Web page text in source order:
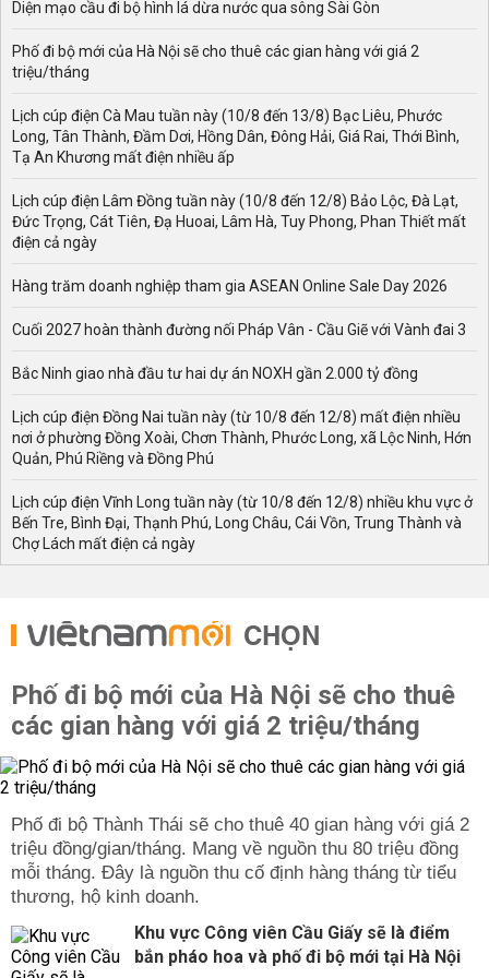
thủy sản và tiểu thủ công nghiệp. Chính vì vậy, nhu cầu
sử dụng điện ở An Giang không chỉ về số lượng mà còn
đa dạng về mục tiêu – từ sinh hoạt, kinh doanh nhỏ lẻ
đến sản phẩm sản xuất công nghiệp và nuôi trồng thủy
sản.
Đặc thù địa hình An Giang có nhiều sông Tiền, kênh
Rạch, cù lao xen kẽ. Đây vừa là lợi thế trong việc phát
triển kinh tế nông nghiệp, vừa là công thức hoàn thiện
cho ngành điện trong công việc đảm bảo cung cấp ứng
dụng ổn định. Các tuyến đường dây truyền tải điện phải
trì, nâng cấp khó khăn, đặc biệt trong mùa mưa lũ. Vào
người dân đồng loạt dùng máy lạnh, quạt, nhẹ nhàng
nông nghiệp, tạo hệ thống dễ rơi vào tình trạng quá tải.
Ngược lại, mùa mưa lũ thường ẩn giấu nguy cơ cố gắng
thiết lập chiến đấu, ngập tràn và cây cối ngã xuống
đường dây.
Những năm gần đây, tình trạng điện tại An Giang chủ yếu
diễn ra theo kế hoạch nhằm mục đích phục vụ công tác
bảo trì, sửa chữa và nâng cấp mạng lưới điện. Điện lực
tỉnh thường tổ chức các đường dây xuống cấp mới, bảo
vệ trạm biến áp, cũng như đấu nối thêm các công trình
đưa vào danh sách cắt điện có kế hoạch bao gồm:
Phú, Tri Tôn, Thoại Sơn . Thời gian mất điện thường rơi
vào khoảng7h30 sáng đến 15h chiều, kéo dài từ2 – 5
giờmục tiêu và phạm vi bảo trì.
Vì sao cần theo dõi lịch điện An Giang mỗi ngày?
Dưới đây là những lý do mà người dân cần theo dõi lịch
điện mỗi ngày:
Chủ động trong sinh hoạt và công việc thường xuyên
Việc xác định thời gian điện giúp các hộ gia đình chủ
động hơn trong việc sắp xếp lịch sinh hoạt. Người dân
có thể chuẩn bị thiết bị trước bữa ăn, Rửa sạch, sạc đầy
các thiết bị điện thoại, laptop hay pin dự phòng để không
Diện mạo cầu đi bộ hình lá dừa nước qua sông Sài Gòn
Phố đi bộ mới của Hà Nội sẽ cho thuê các gian hàng với giá 2
triệu/tháng
Lịch cúp điện Cà Mau tuần này (10/8 đến 13/8) Bạc Liêu, Phước
Long, Tân Thành, Đầm Dơi, Hồng Dân, Đông Hải, Giá Rai, Thới Bình,
Tạ An Khương mất điện nhiều ấp
Lịch cúp điện Lâm Đồng tuần này (10/8 đến 12/8) Bảo Lộc, Đà Lạt,
Đức Trọng, Cát Tiên, Đạ Huoai, Lâm Hà, Tuy Phong, Phan Thiết mất
điện cả ngày
Hàng trăm doanh nghiệp tham gia ASEAN Online Sale Day 2026
Cuối 2027 hoàn thành đường nối Pháp Vân - Cầu Giẽ với Vành đai 3
Bắc Ninh giao nhà đầu tư hai dự án NOXH gần 2.000 tỷ đồng
Lịch cúp điện Đồng Nai tuần này (từ 10/8 đến 12/8) mất điện nhiều
nơi ở phường Đồng Xoài, Chơn Thành, Phước Long, xã Lộc Ninh, Hớn
Quản, Phú Riềng và Đồng Phú
Lịch cúp điện Vĩnh Long tuần này (từ 10/8 đến 12/8) nhiều khu vực ở
Bến Tre, Bình Đại, Thạnh Phú, Long Châu, Cái Vồn, Trung Thành và
Chợ Lách mất điện cả ngày
CHỌN
Phố đi bộ mới của Hà Nội sẽ cho thuê
các gian hàng với giá 2 triệu/tháng
Phố đi bộ Thành Thái sẽ cho thuê 40 gian hàng với giá 2
triệu đồng/gian/tháng. Mang về nguồn thu 80 triệu đồng
mỗi tháng. Đây là nguồn thu cố định hàng tháng từ tiểu
thương, hộ kinh doanh.
Khu vực Công viên Cầu Giấy sẽ là điểm
bắn pháo hoa và phố đi bộ mới tại Hà Nội